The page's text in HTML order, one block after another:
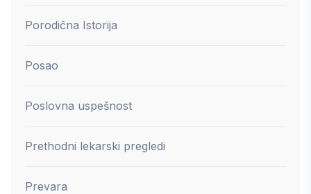
Porodična Istorija
Posao
Poslovna uspešnost
Prethodni lekarski pregledi
Prevara